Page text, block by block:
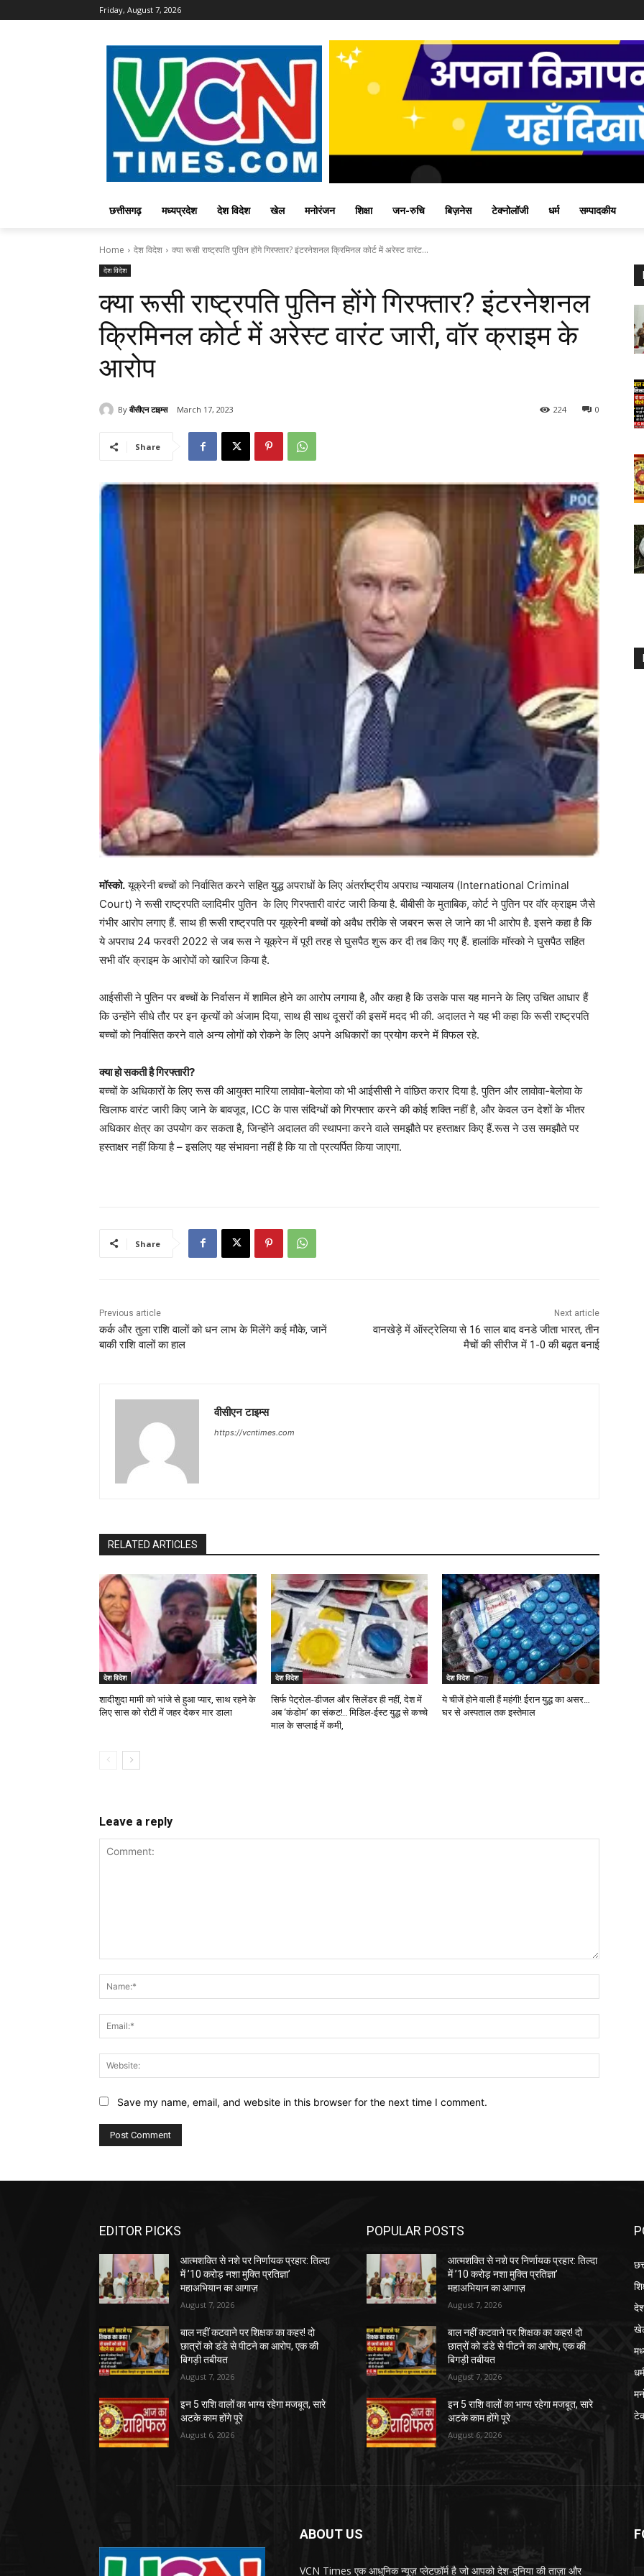
Friday, August 7, 2026
छत्तीसगढ़ मध्यप्रदेश देश विदेश खेल मनोरंजन शिक्षा जन-रुचि बिज़नेस टेक्नोलॉजी धर्म सम्पादकीय
Home देश विदेश क्या रूसी राष्ट्रपति पुतिन होंगे गिरफ्तार? इंटरनेशनल क्रिमिनल कोर्ट में अरेस्ट वारंट...
देश विदेश
क्या रूसी राष्ट्रपति पुतिन होंगे गिरफ्तार? इंटरनेशनल
क्रिमिनल कोर्ट में अरेस्ट वारंट जारी, वॉर क्राइम के
आरोप
By वीसीएन टाइम्स March 17, 2023 0
224
Share
मॉस्को.यूक्रेनी बच्चों को निर्वासित करने सहित युद्ध अपराधों के लिए अंतर्राष्ट्रीय अपराध न्यायालय (International Criminal
Court) ने रूसी राष्ट्रपति व्लादिमीर पुतिन के लिए गिरफ्तारी वारंट जारी किया है. बीबीसी के मुताबिक, कोर्ट ने पुतिन पर वॉर क्राइम जैसे
गंभीर आरोप लगाए हैं. साथ ही रूसी राष्ट्रपति पर यूक्रेनी बच्चों को अवैध तरीके से जबरन रूस ले जाने का भी आरोप है. इसने कहा है कि
ये अपराध 24 फरवरी 2022 से जब रूस ने यूक्रेन में पूरी तरह से घुसपैठ शुरू कर दी तब किए गए हैं. हालांकि मॉस्को ने घुसपैठ सहित
सभी वॉर क्राइम के आरोपों को खारिज किया है.
आईसीसी ने पुतिन पर बच्चों के निर्वासन में शामिल होने का आरोप लगाया है, और कहा है कि उसके पास यह मानने के लिए उचित आधार हैं
कि उन्होंने सीधे तौर पर इन कृत्यों को अंजाम दिया, साथ ही साथ दूसरों की इसमें मदद भी की. अदालत ने यह भी कहा कि रूसी राष्ट्रपति
बच्चों को निर्वासित करने वाले अन्य लोगों को रोकने के लिए अपने अधिकारों का प्रयोग करने में विफल रहे.
क्या हो सकती है गिरफ्तारी?
बच्चों के अधिकारों के लिए रूस की आयुक्त मारिया लावोवा-बेलोवा को भी आईसीसी ने वांछित करार दिया है. पुतिन और लावोवा-बेलोवा के
खिलाफ वारंट जारी किए जाने के बावजूद, ICC के पास संदिग्धों को गिरफ्तार करने की कोई शक्ति नहीं है, और केवल उन देशों के भीतर
अधिकार क्षेत्र का उपयोग कर सकता है, जिन्होंने अदालत की स्थापना करने वाले समझौते पर हस्ताक्षर किए हैं.रूस ने उस समझौते पर
हस्ताक्षर नहीं किया है – इसलिए यह संभावना नहीं है कि या तो प्रत्यर्पित किया जाएगा.
Share
Previous article
कर्क और तुला राशि वालों को धन लाभ के मिलेंगे कई मौके, जानें
बाकी राशि वालों का हाल
Next article
वानखेड़े में ऑस्ट्रेलिया से 16 साल बाद वनडे जीता भारत, तीन
मैचों की सीरीज में 1-0 की बढ़त बनाई
वीसीएन टाइम्स
https://vcntimes.com
RELATED ARTICLES
देश विदेश
शादीशुदा मामी को भांजे से हुआ प्यार, साथ रहने के
लिए सास को रोटी में जहर देकर मार डाला
देश विदेश
सिर्फ पेट्रोल-डीजल और सिलेंडर ही नहीं, देश में
अब ‘कंडोम’ का संकट!.. मिडिल-ईस्ट युद्ध से कच्चे
माल के सप्लाई में कमी,
देश विदेश
ये चीजें होने वाली हैं महंगी! ईरान युद्ध का असर…
घर से अस्पताल तक इस्तेमाल
Leave a reply
Save my name, email, and website in this browser for the next time I comment.
EDITOR PICKS
आत्मशक्ति से नशे पर निर्णायक प्रहार: तिल्दा
में ’10 करोड़ नशा मुक्ति प्रतिज्ञा’
महाअभियान का आगाज़
August 7, 2026
बाल नहीं कटवाने पर शिक्षक का कहर! दो
छात्रों को डंडे से पीटने का आरोप, एक की
बिगड़ी तबीयत
August 7, 2026
इन 5 राशि वालों का भाग्य रहेगा मजबूत, सारे
अटके काम होंगे पूरे
August 6, 2026
POPULAR POSTS
आत्मशक्ति से नशे पर निर्णायक प्रहार: तिल्दा
में ’10 करोड़ नशा मुक्ति प्रतिज्ञा’
महाअभियान का आगाज़
August 7, 2026
बाल नहीं कटवाने पर शिक्षक का कहर! दो
छात्रों को डंडे से पीटने का आरोप, एक की
बिगड़ी तबीयत
August 7, 2026
इन 5 राशि वालों का भाग्य रहेगा मजबूत, सारे
अटके काम होंगे पूरे
August 6, 2026
धर्म
ABOUT US
VCN Times एक आधुनिक न्यूज़ प्लेटफ़ॉर्म है जो आपको देश-दुनिया की ताज़ा और